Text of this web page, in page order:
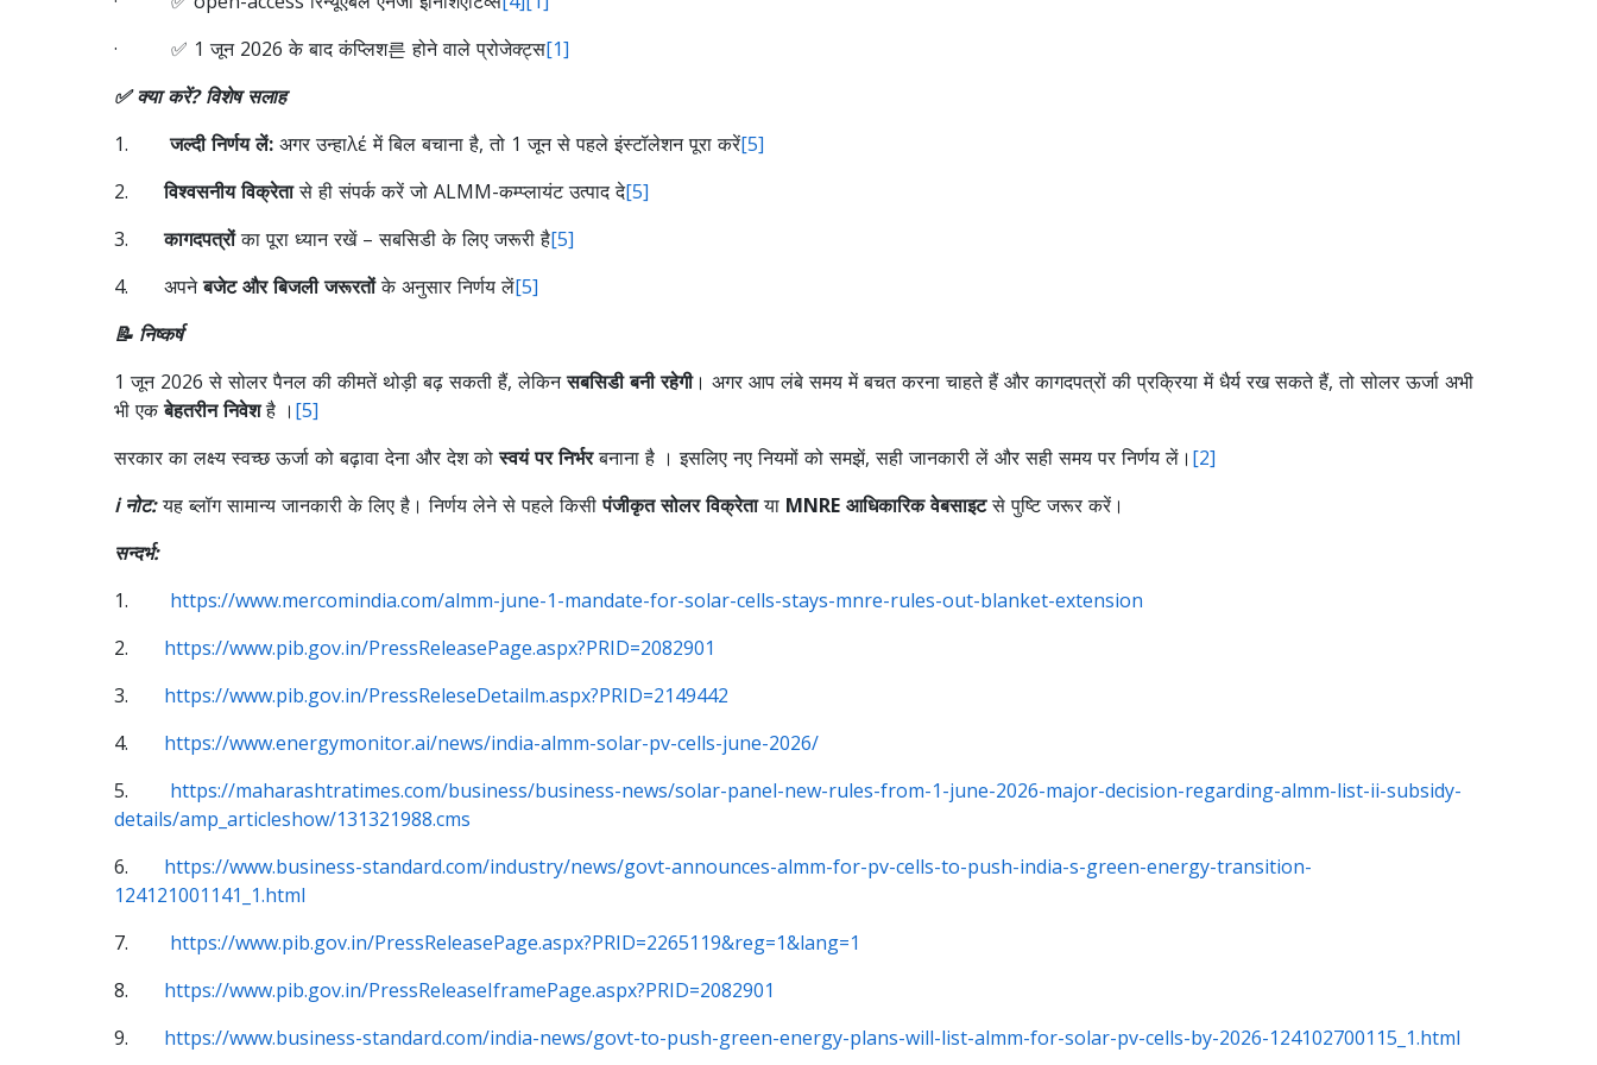
· ✅ 1 जून 2026 के बाद कंप्लिश른 होने वाले प्रोजेक्ट्स[1]
✅ क्या करें? विशेष सलाह
1.जल्दी निर्णय लें: अगर उन्हाλέ में बिल बचाना है, तो 1 जून से पहले इंस्टॉलेशन पूरा करें[5]
2.विश्वसनीय विक्रेतासे ही संपर्क करें जो ALMM-कम्प्लायंट उत्पाद दे[5]
3.कागदपत्रोंका पूरा ध्यान रखें – सबसिडी के लिए जरूरी है[5]
4. अपनेबजेट और बिजली जरूरतोंके अनुसार निर्णय लें[5]
📝 निष्कर्ष
1 जून 2026 से सोलर पैनल की कीमतें थोड़ी बढ़ सकती हैं, लेकिनसबसिडी बनी रहेगी। अगर आप लंबे समय में बचत करना चाहते हैं और कागदपत्रों की प्रक्रिया में धैर्य रख सकते हैं, तो सोलर ऊर्जा अभी
भी एकबेहतरीन निवेशहै । [5]
सरकार का लक्ष्य स्वच्छ ऊर्जा को बढ़ावा देना और देश कोस्वयं पर निर्भरबनाना है । इसलिए नए नियमों को समझें, सही जानकारी लें और सही समय पर निर्णय लें। [2]
ℹ️ नोट:यह ब्लॉग सामान्य जानकारी के लिए है। निर्णय लेने से पहले किसीपंजीकृत सोलर विक्रेताया MNRE आधिकारिक वेबसाइटसे पुष्टि जरूर करें।
सन्दर्भ:
1. https://www.mercomindia.com/almm-june-1-mandate-for-solar-cells-stays-mnre-rules-out-blanket-extension
2. https://www.pib.gov.in/PressReleasePage.aspx?PRID=2082901
3. https://www.pib.gov.in/PressReleseDetailm.aspx?PRID=2149442
4. https://www.energymonitor.ai/news/india-almm-solar-pv-cells-june-2026/
5. https://maharashtratimes.com/business/business-news/solar-panel-new-rules-from-1-june-2026-major-decision-regarding-almm-list-ii-subsidy-
details/amp_articleshow/131321988.cms
6. https://www.business-standard.com/industry/news/govt-announces-almm-for-pv-cells-to-push-india-s-green-energy-transition-
124121001141_1.html
7. https://www.pib.gov.in/PressReleasePage.aspx?PRID=2265119&reg=1&lang=1
8. https://www.pib.gov.in/PressReleaseIframePage.aspx?PRID=2082901
9. https://www.business-standard.com/india-news/govt-to-push-green-energy-plans-will-list-almm-for-solar-pv-cells-by-2026-124102700115_1.html